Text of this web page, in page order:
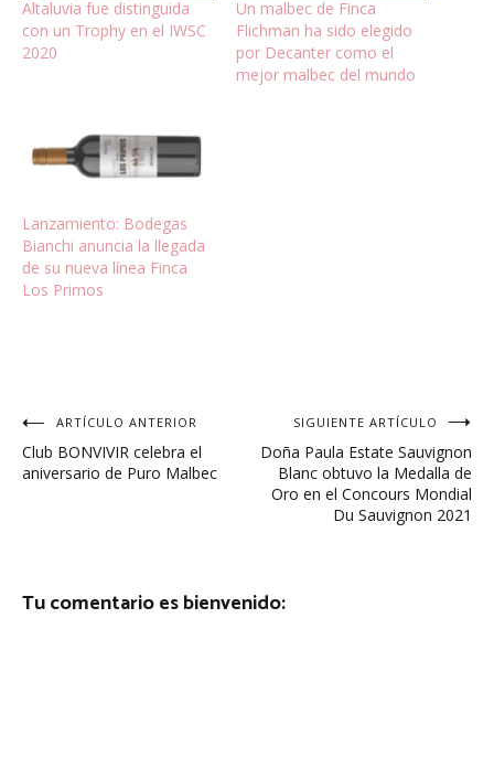
Altaluvia fue distinguida
con un Trophy en el IWSC
2020
Un malbec de Finca
Flichman ha sido elegido
por Decanter como el
mejor malbec del mundo
Lanzamiento: Bodegas
Bianchi anuncia la llegada
de su nueva línea Finca
Los Primos
Navegación
de
ARTÍCULO ANTERIOR
Club BONVIVIR celebra el
aniversario de Puro Malbec
SIGUIENTE ARTÍCULO
Doña Paula Estate Sauvignon
Blanc obtuvo la Medalla de
Oro en el Concours Mondial
Du Sauvignon 2021
Tu comentario es bienvenido: